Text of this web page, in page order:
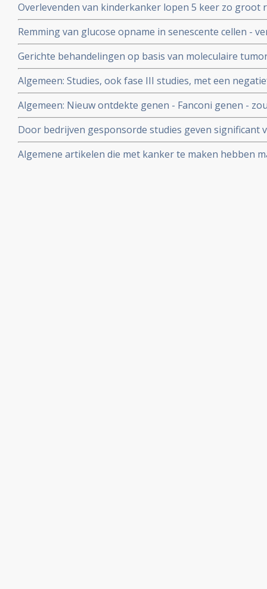
Overlevenden van kinderkanker lopen 5 keer zo groot
hormonale - aandoeningen op latere leeftijd
Remming van glucose opname in senescente cellen -
- doet tumorcellen afsterven en kan kankerpatienten
Gerichte behandelingen op basis van moleculaire
kankerpatient lijken de toekomst te zijn. Aldus eerste
Algemeen: Studies, ook fase III studies, met een
zelden of nooit gepubliceerd.
Algemeen: Nieuw ontdekte genen - Fanconi genen -
verklaren, aldus Nederlandse onderzoekers.
Door bedrijven gesponsorde studies geven significant
van de resultaten dan onafhankelijk uitgevoerde
Algemene artikelen die met kanker te maken hebben